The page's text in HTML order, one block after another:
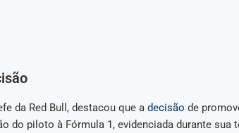
da Red Bull, destacou que a decisão de
do piloto à Fórmula 1, evidenciada durante sua